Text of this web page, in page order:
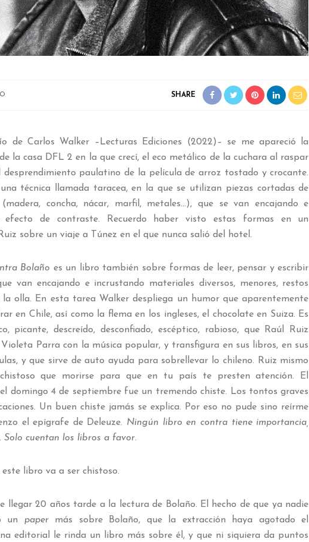
SHARE
de Carlos Walker –Lecturas Ediciones (2022)– se me apareció la
la casa DFL 2 en la que crecí, el eco metálico de la cuchara al raspar
paulatino de la película de arroz tostado y crocante.
técnica llamada taracea, en la que se utilizan piezas cortadas de
concha, nácar, marfil, metales…), que se van encajando e
efecto de contraste. Recuerdo haber visto estas formas en un
sobre un viaje a Túnez en el que nunca salió del hotel.
Bolaño es un libro también sobre formas de leer, pensar y escribir
van encajando e incrustando materiales diversos, menores, restos
olla. En esta tarea Walker despliega un humor que aparentemente
en Chile, así como la flema en los ingleses, el chocolate en Suiza. Es
picante, descreído, desconfiado, escéptico, rabioso, que Raúl Ruiz
Violeta Parra con la música popular, y transfigura en sus libros, en sus
y que sirve de auto ayuda para sobrellevar lo chileno. Ruiz mismo
que morirse para que en tu país te presten atención. El
domingo 4 de septiembre fue un tremendo chiste. Los tontos graves
Un buen chiste jamás se explica. Por eso no pude sino reírme
el epígrafe de Deleuze. Ningún libro en contra tiene importancia,
Solo cuentan los libros a favor.
libro va a ser chistoso.
llegar 20 años tarde a la lectura de Bolaño. El hecho de que ya nadie
un papermás sobre Bolaño, que la extracción haya agotado el
editorial le rinda un libro más sobre él, y que ni siquiera da puntos